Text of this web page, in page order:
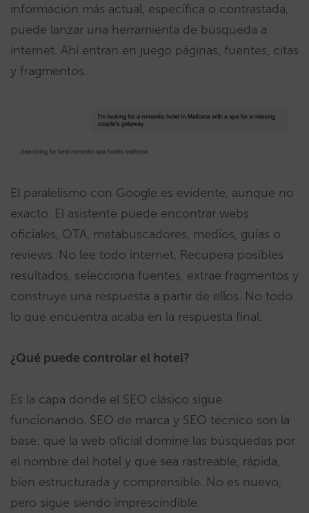
información más actual, específica o contrastada,
puede lanzar una herramienta de búsqueda a
internet. Ahí entran en juego páginas, fuentes, citas
y fragmentos.
El paralelismo con Google es evidente, aunque no
exacto. El asistente puede encontrar webs
oficiales, OTA, metabuscadores, medios, guías o
reviews. No lee todo internet. Recupera posibles
resultados, selecciona fuentes, extrae fragmentos y
construye una respuesta a partir de ellos. No todo
lo que encuentra acaba en la respuesta final.
¿Qué puede controlar el hotel?
Es la capa donde el SEO clásico sigue
funcionando. SEO de marca y SEO técnico son la
base: que la web oficial domine las búsquedas por
el nombre del hotel y que sea rastreable, rápida,
bien estructurada y comprensible. No es nuevo,
pero sigue siendo imprescindible.